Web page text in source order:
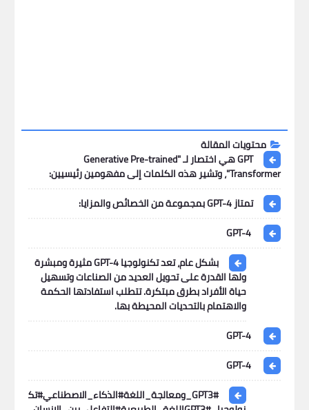
محتويات المقالة
GPT هي اختصار لـ "Generative Pre-trained
Transformer"، وتشير هذه الكلمات إلى مفهومين رئيسيين:
تمتاز GPT-4 بمجموعة من الخصائص والمزايا:
بشكل عام، تعد تكنولوجيا GPT-4 مثيرة ومبشرة
ولها القدرة على تحويل العديد من الصناعات وتسهيل
حياة الأفراد بطرق مبتكرة. تتطلب استفادتها الحكمة
والاهتمام بالتحديات المحيطة بها.
#GPT3_ومعالجة_اللغة#الذكاء_الاصطناعي#تك